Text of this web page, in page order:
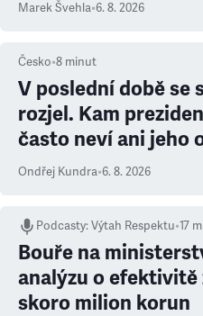
Marek Švehla•6. 8. 2026
Česko•8 minut
V poslední době se
rozjel. Kam
často neví ani jeho
Ondřej Kundra•6. 8. 2026
Podcasty:Výtah Respektu•17
Bouře na
analýzu o efektivitě
skoro milion korun